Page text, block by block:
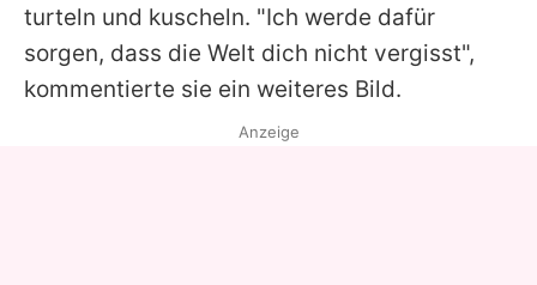
turteln und kuscheln. "Ich werde dafür
sorgen, dass die Welt dich nicht vergisst",
kommentierte sie ein weiteres Bild.
Anzeige